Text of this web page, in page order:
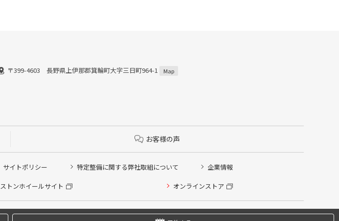
〒399-4603 長野県上伊那郡箕輪町大字三日町964-1 Map
お客様の声
サイトポリシー 特定整備に関する弊社取組について 企業情報
トンホイールサイト オンラインストア
を選択ください